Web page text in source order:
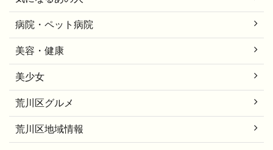
病院・ペット病院
美容・健康
美少女
荒川区グルメ
荒川区地域情報